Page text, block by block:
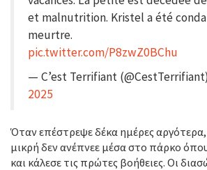
et malnutrition. Kristel a été
meurtre.
pic.twitter.com/P8zwZ0BChu
— C’est Terrifiant
2025
Όταν επέστρεψε δέκα ημέρες
μικρή δεν ανέπνεε μέσα στο πάρκο
και κάλεσε τις πρώτες βοήθειες. Οι